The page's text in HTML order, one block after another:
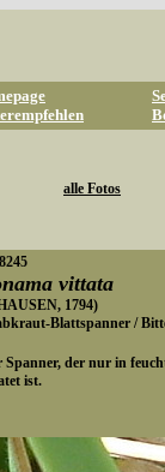
alle Fotos
vittata
1794)
Blattspanner /
Spanner, der nur in
ist.